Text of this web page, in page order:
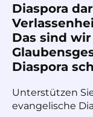
Diaspora
Das sind
Diaspora
Unterstützen
evangelische